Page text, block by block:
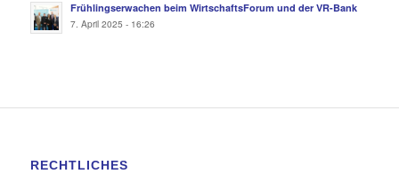
Frühlingserwachen beim WirtschaftsForum und der VR-Bank
7. April 2025 - 16:26
RECHTLICHES